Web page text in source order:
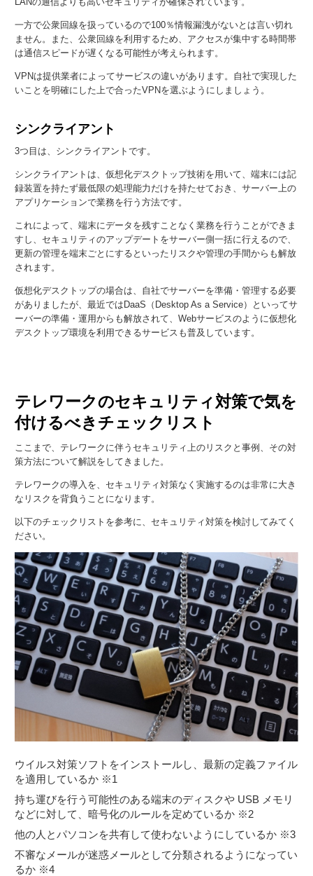
一方で公衆回線を扱っているので100％情報漏洩がないとは言い切れ
ません。また、公衆回線を利用するため、アクセスが集中する時間帯
は通信スピードが遅くなる可能性が考えられます。
VPNは提供業者によってサービスの違いがあります。自社で実現した
いことを明確にした上で合ったVPNを選ぶようにしましょう。
シンクライアント
3つ目は、シンクライアントです。
シンクライアントは、仮想化デスクトップ技術を用いて、端末には記
録装置を持たず最低限の処理能力だけを持たせておき、サーバー上の
アプリケーションで業務を行う方法です。
これによって、端末にデータを残すことなく業務を行うことができま
すし、セキュリティのアップデートをサーバー側一括に行えるので、
更新の管理を端末ごとにするといったリスクや管理の手間からも解放
されます。
仮想化デスクトップの場合は、自社でサーバーを準備・管理する必要
がありましたが、最近ではDaaS（Desktop As a Service）といってサ
ーバーの準備・運用からも解放されて、Webサービスのように仮想化
デスクトップ環境を利用できるサービスも普及しています。
テレワークのセキュリティ対策で気を
付けるべきチェックリスト
ここまで、テレワークに伴うセキュリティ上のリスクと事例、その対
策方法について解説をしてきました。
テレワークの導入を、セキュリティ対策なく実施するのは非常に大き
なリスクを背負うことになります。
以下のチェックリストを参考に、セキュリティ対策を検討してみてく
ださい。
ウイルス対策ソフトをインストールし、最新の定義ファイル
を適用しているか ※1
持ち運びを行う可能性のある端末のディスクや USB メモリ
などに対して、暗号化のルールを定めているか ※2
他の人とパソコンを共有して使わないようにしているか ※3
不審なメールが迷惑メールとして分類されるようになってい
るか ※4